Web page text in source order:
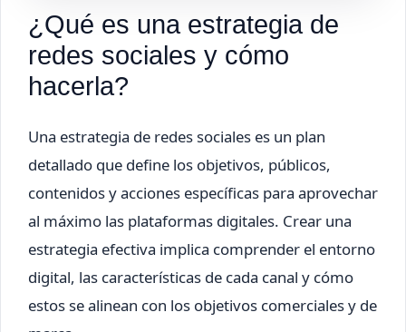
¿Qué es una estrategia de
redes sociales y cómo
hacerla?
Una estrategia de redes sociales es un plan
detallado que define los objetivos, públicos,
contenidos y acciones específicas para aprovechar
al máximo las plataformas digitales. Crear una
estrategia efectiva implica comprender el entorno
digital, las características de cada canal y cómo
estos se alinean con los objetivos comerciales y de